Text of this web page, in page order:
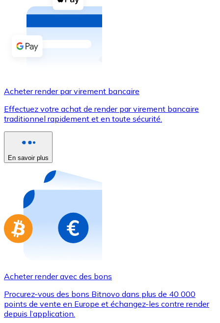
Achetez des cryptomonnaies en espèces et d'autres
Acheter avec espèces
Virement SEPA
Utilisez les cartes Visa et Mastercard pour acheter
Acheter avec carte
Nouveau
Achetez des cartes-cadeaux de vos marques
Aller à la boutique de cartes-cadeaux
Acheter render par virement bancaire
Effectuez votre achat de render par virement bancaire
traditionnel rapidement et en toute sécurité.
En savoir plus
Acheter render avec des bons
Procurez-vous des bons Bitnovo dans plus de 40 000
points de vente en Europe et échangez-les contre render
depuis l’application.